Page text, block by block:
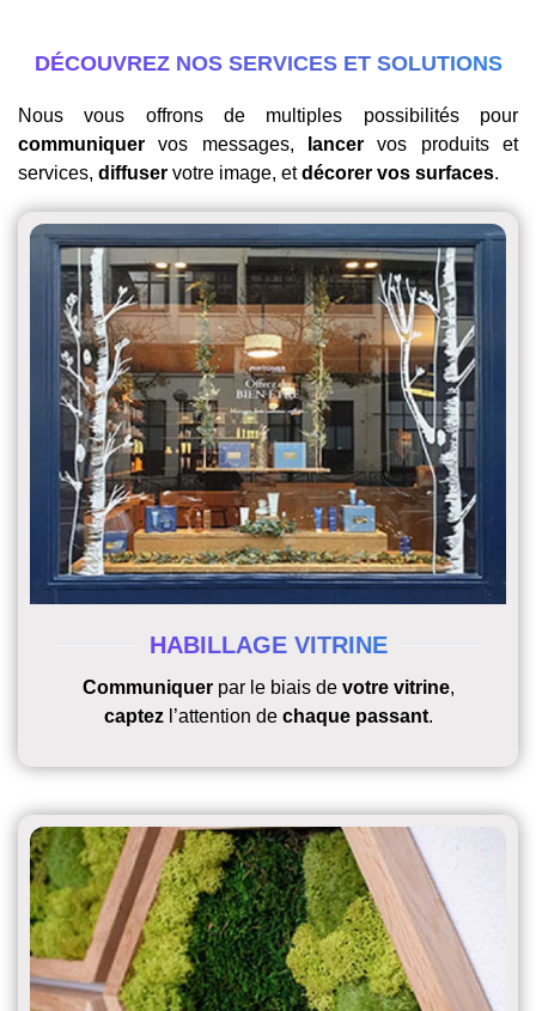
DÉCOUVREZ NOS SERVICES ET SOLUTIONS
Nous vous offrons de multiples possibilités pour
communiquer vos messages, lancer vos produits et
services, diffuser votre image, etdécorer vos surfaces.
HABILLAGE VITRINE
Communiquerpar le biais de votre vitrine,
captezl’attention de chaque passant.